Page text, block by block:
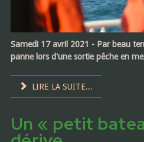
Samedi 17 avril 2021 - Par beau
panne lors d'une sortie pêche en
LIRE LA SUITE...
Un « petit